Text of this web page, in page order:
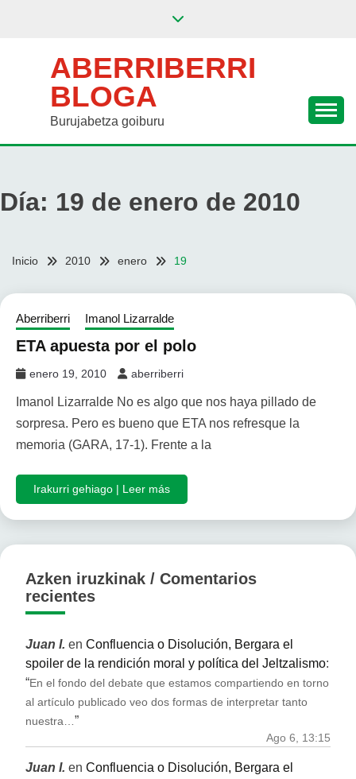
ABERRIBERRI
BLOGA
Burujabetza goiburu
Día: 19 de enero de 2010
Inicio 2010 enero 19
Aberriberri Imanol Lizarralde
ETA apuesta por el polo
enero 19, 2010 aberriberri
Imanol Lizarralde No es algo que nos haya pillado de
sorpresa. Pero es bueno que ETA nos refresque la
memoria (GARA, 17-1). Frente a la
Irakurri gehiago | Leer más
Azken iruzkinak / Comentarios
recientes
Juan I. en Confluencia o Disolución, Bergara el
spoiler de la rendición moral y política del Jeltzalismo:
“En el fondo del debate que estamos compartiendo en torno
al artículo publicado veo dos formas de interpretar tanto
nuestra…”
Ago 6, 13:15
Juan I. en Confluencia o Disolución, Bergara el